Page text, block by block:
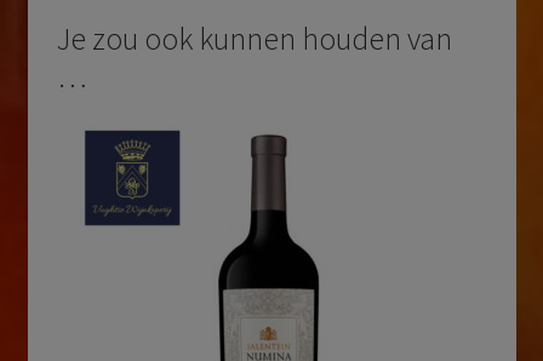
Je zou ook kunnen houden van
…